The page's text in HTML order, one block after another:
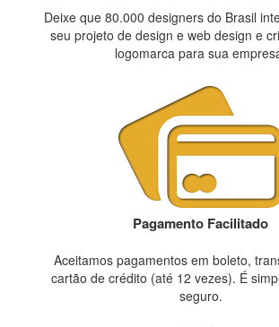
Deixe que 80.000 designers do Brasil
seu projeto de design e web design e
logomarca para sua
Pagamento Facilitado
Aceitamos pagamentos em boleto,
cartão de crédito (até 12 vezes). É
seguro.